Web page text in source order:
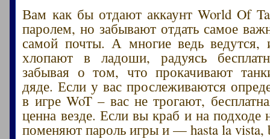
Вам как бы отдают аккаунт World Of
паролем, но забывают отдать самое
самой почты. А многие ведь ведутся,
хлопают в ладоши, радуясь
забывая о том, что прокачивают
дяде. Если у вас прослеживаются
в игре WoT – вас не трогают,
ценна везде. Если вы краб и на подходе
поменяют пароль игры и — hasta la vista,